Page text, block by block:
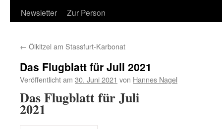
Newsletter
Zur Person
← Ölkitzel am Stassfurt-Karbonat
Das Flugblatt für Juli 2021
Veröffentlicht am 30. Juni 2021 von Hannes Nagel
Das Flugblatt für Juli
2021